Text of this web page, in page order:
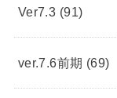
Ver7.3 (91)
ver.7.6前期 (69)